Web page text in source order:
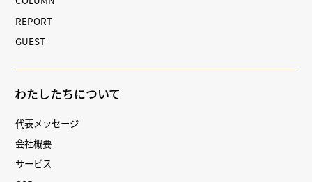
REPORT
GUEST
わたしたちについて
代表メッセージ
会社概要
サービス